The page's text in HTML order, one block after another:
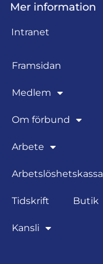
Mer information
Intranet
Framsidan
Medlem
Om förbund
Arbete
Arbetslöshetskassa
Tidskrift Butik
Kansli